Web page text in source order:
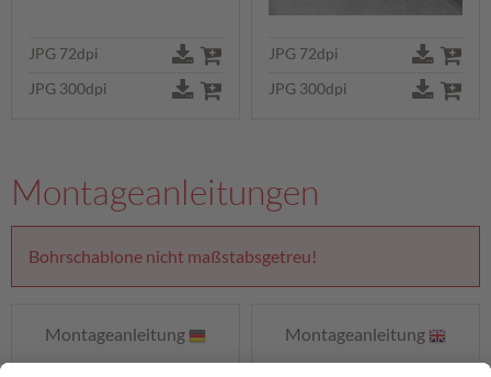
JPG 72dpi
JPG 300dpi
JPG 72dpi
JPG 300dpi
Montageanleitungen
Bohrschablone nicht maßstabsgetreu!
Montageanleitung Montageanleitung